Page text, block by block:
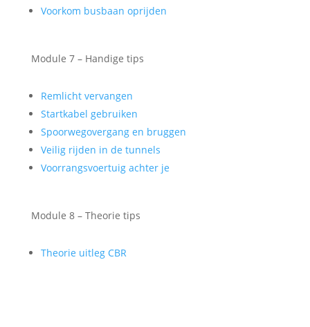
Voorkom busbaan oprijden
Module 7 – Handige tips
Remlicht vervangen
Startkabel gebruiken
Spoorwegovergang en bruggen
Veilig rijden in de tunnels
Voorrangsvoertuig achter je
Module 8 – Theorie tips
Theorie uitleg CBR